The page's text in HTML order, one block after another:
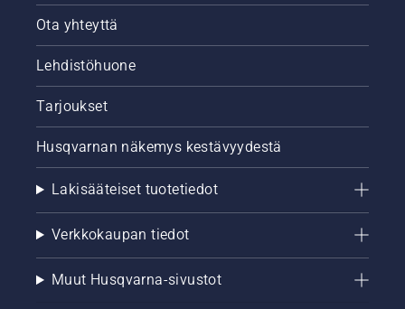
Ota yhteyttä
Lehdistöhuone
Tarjoukset
Husqvarnan näkemys kestävyydestä
Lakisääteiset tuotetiedot
Verkkokaupan tiedot
Muut Husqvarna-sivustot